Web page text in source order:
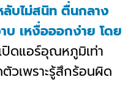
บไม่สนิท ตื่นกลาง
บ เหงื่อออกง่าย โดย
ปิดแอร์อุณหภูมิเท่า
วเพราะรู้สึกร้อนผิด